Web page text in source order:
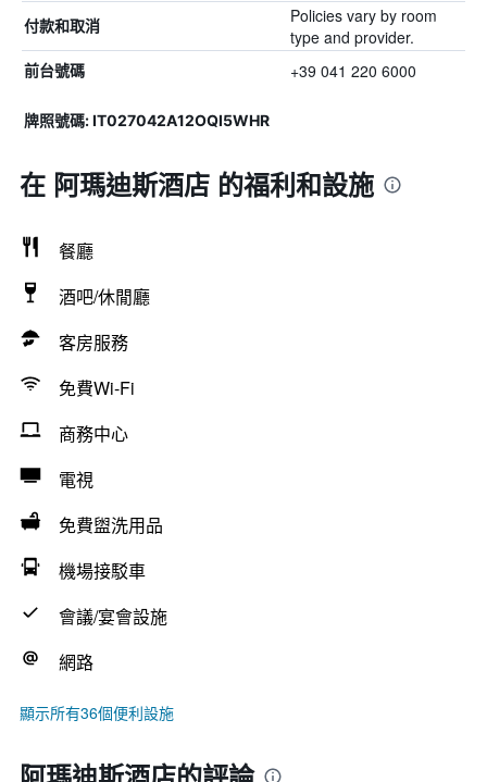
付款和取消
Policies vary by room
type and provider.
前台號碼 +39 041 220 6000
牌照號碼: IT027042A12OQI5WHR
在 阿瑪迪斯酒店 的福利和設施
餐廳
酒吧/休閒廳
客房服務
免費Wi-Fi
商務中心
電視
免費盥洗用品
機場接駁車
會議/宴會設施
網路
顯示所有36個便利設施